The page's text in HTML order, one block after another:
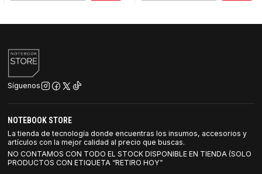
Síguenos
NOTEBOOK STORE
La tienda de tecnología donde encuentras los insumos, accesorios y
artículos con la mejor calidad al precio que buscas.
NO CONTAMOS CON TODO EL STOCK DISPONIBLE EN TIENDA (SOLO
PRODUCTOS CON ETIQUETA “RETIRO HOY”